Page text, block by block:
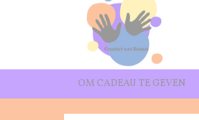
OM CADEAU TE GEVEN